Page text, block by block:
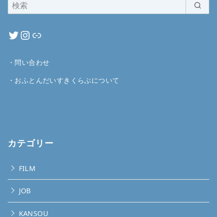
・ 問い合わせ
・ おふとんだいすきくらぶについて
カテゴリー
FILM
JOB
KANSOU